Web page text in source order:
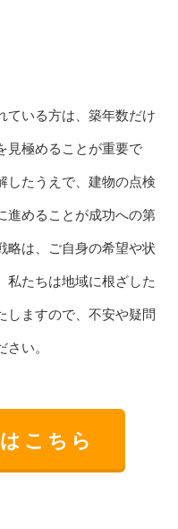
ている方は、築年数だけ
見極めることが重要で
したうえで、建物の点検
進めることが成功への第
略は、ご自身の希望や状
私たちは地域に根ざした
しますので、不安や疑問
い。
こちら